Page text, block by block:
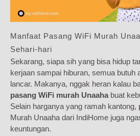
Manfaat Pasang WiFi Murah
Sehari-hari
Sekarang, siapa sih yang bisa hidup
kerjaan sampai hiburan, semua butuh
lancar. Makanya, nggak heran kalau
pasang WiFi murah Unaaha buat
Selain harganya yang ramah kantong,
Murah Unaaha dari IndiHome juga
keuntungan.